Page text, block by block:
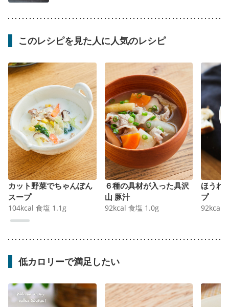
このレシピを見た人に人気のレシピ
カット野菜でちゃんぽん
スープ
104kcal 食塩 1.1 g
６種の具材が入った具沢
山 豚汁
92kcal 食塩 1.0g
ほうれ
プ
92kcal
低カロリーで満足したい